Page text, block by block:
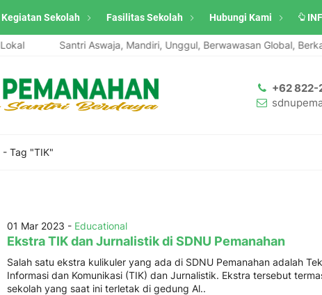
Kegiatan Sekolah Fasilitas Sekolah Hubungi Kami
Santri Aswaja, Mandiri, Unggul, Berwawasan Global,
+62
- Tag "TIK"
01 Mar 2023 - Educational
Ekstra TIK dan Jurnalistik di SDNU Pemanahan
Salah satu ekstra kulikuler yang ada di SDNU Pemanahan adalah
Informasi dan Komunikasi (TIK) dan Jurnalistik. Ekstra tersebut
sekolah yang saat ini terletak di gedung Al..